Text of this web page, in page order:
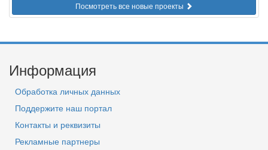
Посмотреть все новые проекты
Информация
Обработка личных данных
Поддержите наш портал
Контакты и реквизиты
Рекламные партнеры